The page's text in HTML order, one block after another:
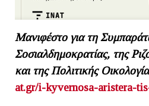
Μανιφέστο για τη
Σοσιαλδημοκρατίας, της
και της Πολιτικής
at.gr/i-kyvernosa-aristera-